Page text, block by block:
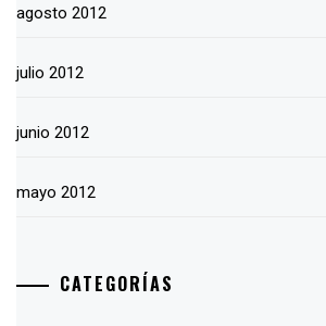
agosto 2012
julio 2012
junio 2012
mayo 2012
CATEGORÍAS